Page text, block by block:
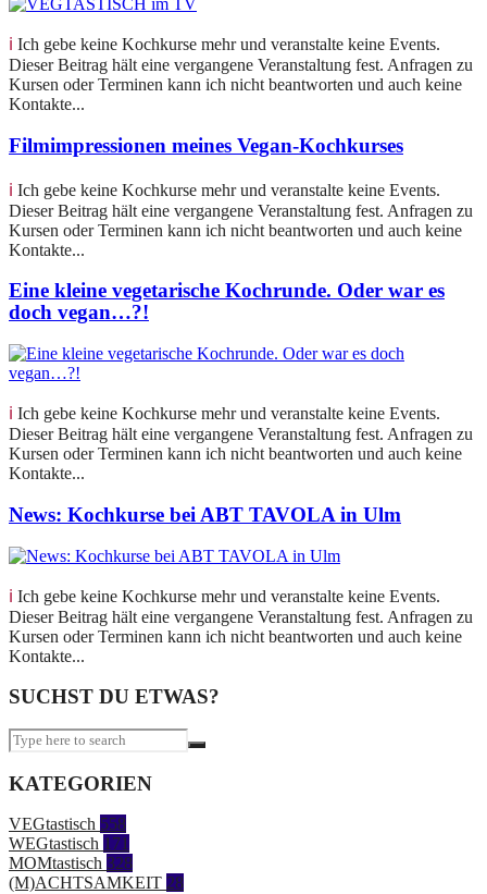
ℹ️ Ich gebe keine Kochkurse mehr und veranstalte keine Events.
Dieser Beitrag hält eine vergangene Veranstaltung fest. Anfragen zu
Kursen oder Terminen kann ich nicht beantworten und auch keine
Kontakte...
Filmimpressionen meines Vegan-Kochkurses
ℹ️ Ich gebe keine Kochkurse mehr und veranstalte keine Events.
Dieser Beitrag hält eine vergangene Veranstaltung fest. Anfragen zu
Kursen oder Terminen kann ich nicht beantworten und auch keine
Kontakte...
Eine kleine vegetarische Kochrunde. Oder war es
doch vegan…?!
ℹ️ Ich gebe keine Kochkurse mehr und veranstalte keine Events.
Dieser Beitrag hält eine vergangene Veranstaltung fest. Anfragen zu
Kursen oder Terminen kann ich nicht beantworten und auch keine
Kontakte...
News: Kochkurse bei ABT TAVOLA in Ulm
ℹ️ Ich gebe keine Kochkurse mehr und veranstalte keine Events.
Dieser Beitrag hält eine vergangene Veranstaltung fest. Anfragen zu
Kursen oder Terminen kann ich nicht beantworten und auch keine
Kontakte...
SUCHST DU ETWAS?
KATEGORIEN
VEGtastisch 558
WEGtastisch 171
MOMtastisch 328
(M)ACHTSAMKEIT 28